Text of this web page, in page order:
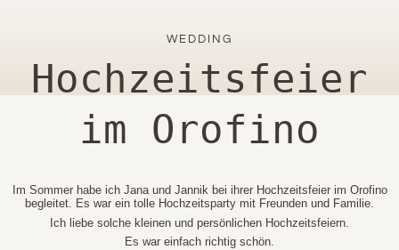
WEDDING
Hochzeitsfeier
im Orofino
Im Sommer habe ich Jana und Jannik bei ihrer Hochzeitsfeier im Orofino
begleitet. Es war ein tolle Hochzeitsparty mit Freunden und Familie.
Ich liebe solche kleinen und persönlichen Hochzeitsfeiern.
Es war einfach richtig schön.